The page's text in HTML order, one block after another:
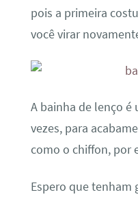
pois a primeira
você virar
A bainha de lenço é
vezes, para
como o chiffon, por
Espero que tenham